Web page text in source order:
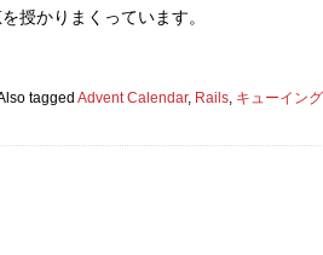
授かりまくっています。
tagged Advent Calendar, Rails, キューイング